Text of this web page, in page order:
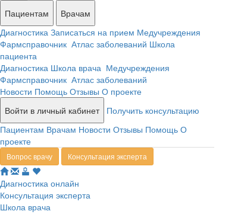
Пациентам
Врачам
Диагностика Записаться на прием Медучреждения
Фармсправочник Атлас заболеваний Школа
пациента
Диагностика Школа врача Медучреждения
Фармсправочник Атлас заболеваний
Новости Помощь Отзывы О проекте
Войти в личный кабинет
Получить консультацию
Пациентам Врачам Новости Отзывы Помощь О
проекте
Вопрос врачу Консультация эксперта
Диагностика онлайн
Консультация эксперта
Школа врача